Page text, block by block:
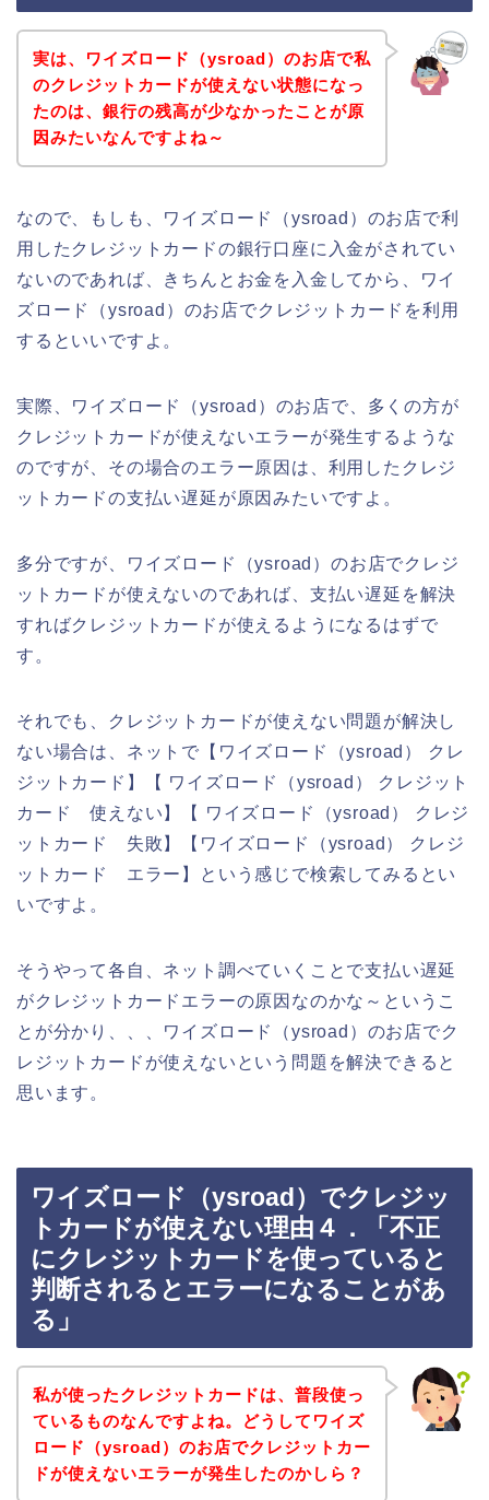
実は、ワイズロード（ysroad）のお店で私
のクレジットカードが使えない状態になっ
たのは、銀行の残高が少なかったことが原
因みたいなんですよね～
なので、もしも、ワイズロード（ysroad）のお店で利
用したクレジットカードの銀行口座に入金がされてい
ないのであれば、きちんとお金を入金してから、ワイ
ズロード（ysroad）のお店でクレジットカードを利用
するといいですよ。
実際、ワイズロード（ysroad）のお店で、多くの方が
クレジットカードが使えないエラーが発生するような
のですが、その場合のエラー原因は、利用したクレジ
ットカードの支払い遅延が原因みたいですよ。
多分ですが、ワイズロード（ysroad）のお店でクレジ
ットカードが使えないのであれば、支払い遅延を解決
すればクレジットカードが使えるようになるはずで
す。
それでも、クレジットカードが使えない問題が解決し
ない場合は、ネットで【ワイズロード（ysroad） クレ
ジットカード】【 ワイズロード（ysroad） クレジット
カード 使えない】【 ワイズロード（ysroad） クレジ
ットカード 失敗】【ワイズロード（ysroad） クレジ
ットカード エラー】という感じで検索してみるとい
いですよ。
そうやって各自、ネット調べていくことで支払い遅延
がクレジットカードエラーの原因なのかな～というこ
とが分かり、、、ワイズロード（ysroad）のお店でク
レジットカードが使えないという問題を解決できると
思います。
ワイズロード（ysroad）でクレジッ
トカードが使えない理由４．「不正
にクレジットカードを使っていると
判断されるとエラーになることがあ
る」
私が使ったクレジットカードは、普段使っ
ているものなんですよね。どうしてワイズ
ロード（ysroad）のお店でクレジットカー
ドが使えないエラーが発生したのかしら？